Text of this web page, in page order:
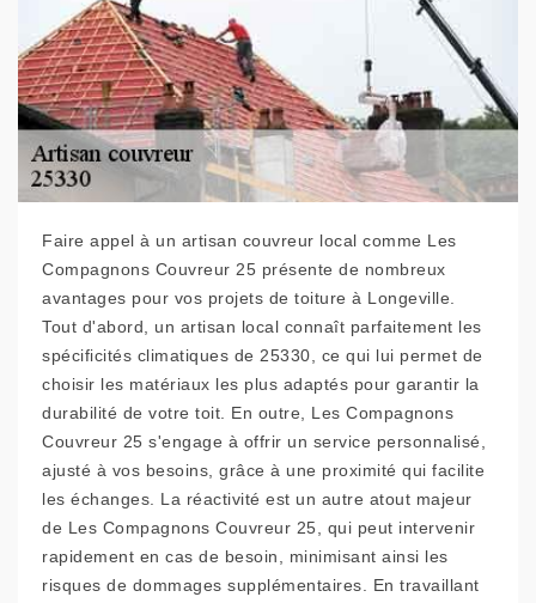
Faire appel à un artisan couvreur local comme Les
Compagnons Couvreur 25 présente de nombreux
avantages pour vos projets de toiture à Longeville.
Tout d'abord, un artisan local connaît parfaitement les
spécificités climatiques de 25330, ce qui lui permet de
choisir les matériaux les plus adaptés pour garantir la
durabilité de votre toit. En outre, Les Compagnons
Couvreur 25 s'engage à offrir un service personnalisé,
ajusté à vos besoins, grâce à une proximité qui facilite
les échanges. La réactivité est un autre atout majeur
de Les Compagnons Couvreur 25, qui peut intervenir
rapidement en cas de besoin, minimisant ainsi les
risques de dommages supplémentaires. En travaillant